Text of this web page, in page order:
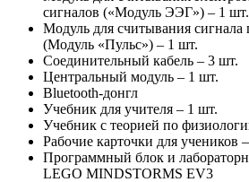
сигналов («Модуль ЭЭГ») – 1 шт.
Модуль для считывания сигнала
(Модуль «Пульс») – 1 шт.
Соединительный кабель – 3 шт.
Центральный модуль – 1 шт.
Bluetooth-донгл
Учебник для учителя – 1 шт.
Учебник с теорией по
Рабочие карточки для учеников
Программный блок и
LEGO MINDSTORMS EV3